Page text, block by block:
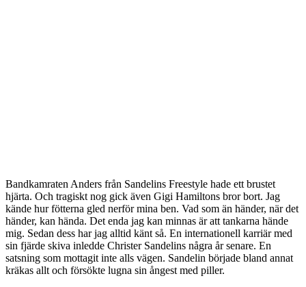
Bandkamraten Anders från Sandelins Freestyle hade ett brustet
hjärta. Och tragiskt nog gick även Gigi Hamiltons bror bort. Jag
kände hur fötterna gled nerför mina ben. Vad som än händer, när det
händer, kan hända. Det enda jag kan minnas är att tankarna hände
mig. Sedan dess har jag alltid känt så. En internationell karriär med
sin fjärde skiva inledde Christer Sandelins några år senare. En
satsning som mottagit inte alls vägen. Sandelin började bland annat
kräkas allt och försökte lugna sin ångest med piller.